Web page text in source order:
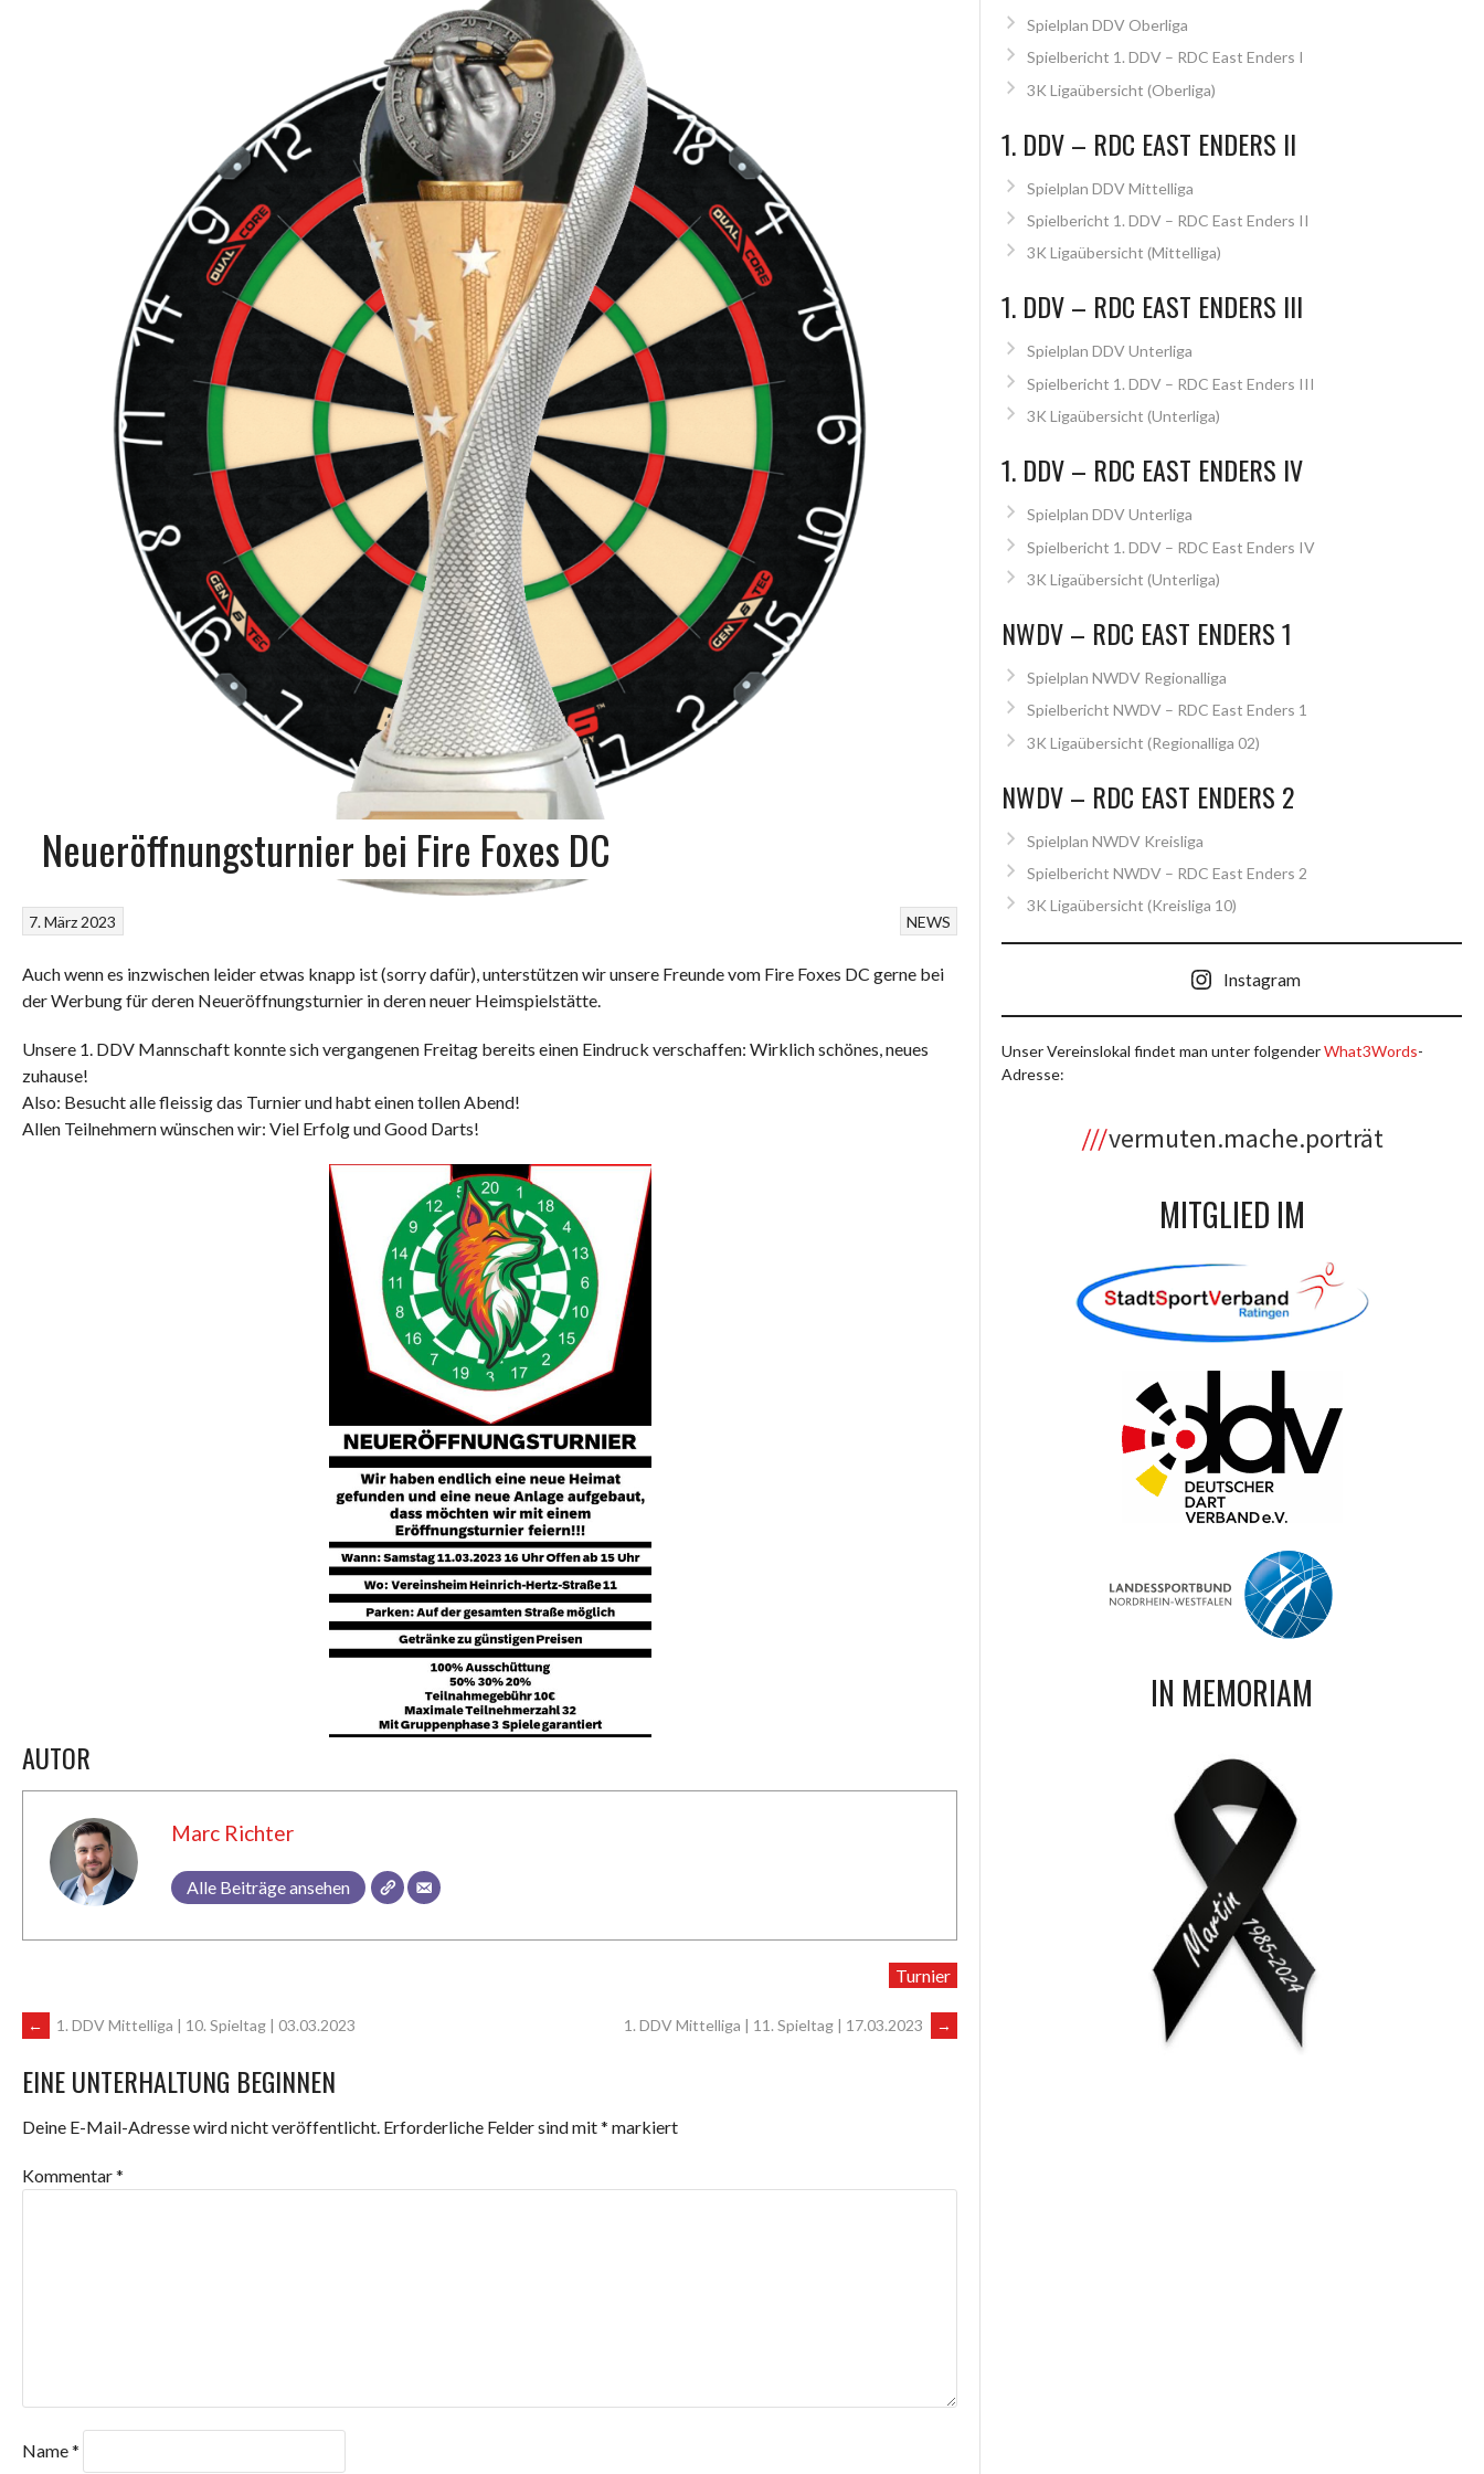
Neueröffnungsturnier bei Fire Foxes DC
NEWS
7. März 2023
Auch wenn es inzwischen leider etwas knapp ist (sorry dafür), unterstützen wir unsere Freunde vom Fire Foxes DC gerne bei
der Werbung für deren Neueröffnungsturnier in deren neuer Heimspielstätte.
Unsere 1. DDV Mannschaft konnte sich vergangenen Freitag bereits einen Eindruck verschaffen: Wirklich schönes, neues
zuhause!
Also: Besucht alle fleissig das Turnier und habt einen tollen Abend!
Allen Teilnehmern wünschen wir: Viel Erfolg und Good Darts!
AUTOR
Marc Richter
Alle Beiträge ansehen
Turnier
ARTIKEL-
NAVIGATION
← 1. DDV Mittelliga | 10. Spieltag | 03.03.2023 1. DDV Mittelliga | 11. Spieltag | 17.03.2023 →
EINE UNTERHALTUNG BEGINNEN
Deine E-Mail-Adresse wird nicht veröffentlicht. Erforderliche Felder sind mit* markiert
Kommentar*
Name*
Spielplan DDV Oberliga
Spielbericht 1. DDV – RDC East Enders I
3K Ligaübersicht (Oberliga)
1. DDV – RDC EAST ENDERS II
Spielplan DDV Mittelliga
Spielbericht 1. DDV – RDC East Enders II
3K Ligaübersicht (Mittelliga)
1. DDV – RDC EAST ENDERS III
Spielplan DDV Unterliga
Spielbericht 1. DDV – RDC East Enders III
3K Ligaübersicht (Unterliga)
1. DDV – RDC EAST ENDERS IV
Spielplan DDV Unterliga
Spielbericht 1. DDV – RDC East Enders IV
3K Ligaübersicht (Unterliga)
NWDV – RDC EAST ENDERS 1
Spielplan NWDV Regionalliga
Spielbericht NWDV – RDC East Enders 1
3K Ligaübersicht (Regionalliga 02)
NWDV – RDC EAST ENDERS 2
Spielplan NWDV Kreisliga
Spielbericht NWDV – RDC East Enders 2
3K Ligaübersicht (Kreisliga 10)
Instagram
Unser Vereinslokal findet man unter folgenderWhat3Words-
Adresse:
vermuten.mache.porträt
MITGLIED IM
IN MEMORIAM